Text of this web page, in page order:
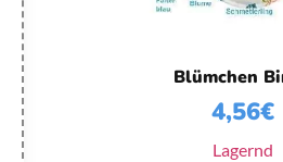
Blümchen
4,56€
Lagernd